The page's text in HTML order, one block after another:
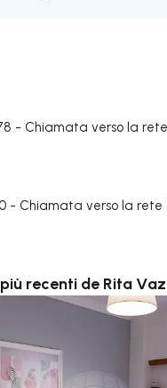
- Chiamata verso la
- Chiamata verso la rete
recenti de Rita Vaz